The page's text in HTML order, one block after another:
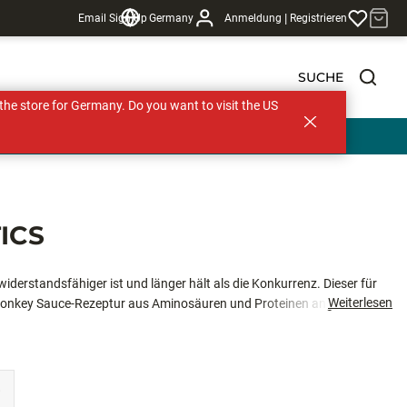
Email Sign UpGermany Anmeldung | Registrieren
SUCHE
ist und länger hält als die Konkurrenz. Dieser für
Sauce-Rezeptur aus Aminosäuren und Proteinen angereichert, die
für lebensechte Bewegungen, die mehr Bisse provozieren.
Weiterlesen
store for Germany. Do you want to visit the US